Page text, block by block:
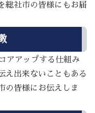
総社市の皆様にもお届
アアップする仕組み
え出来ないこともある
の皆様にお伝えしま